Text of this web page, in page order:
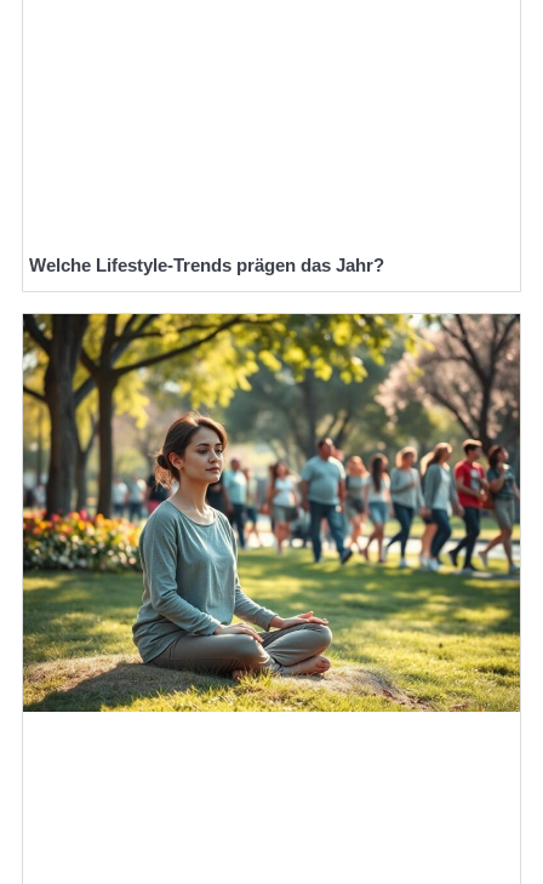
Welche Lifestyle-Trends prägen das Jahr?